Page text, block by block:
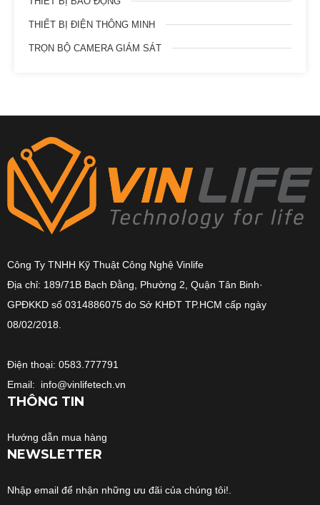
THIẾT BỊ ĐIỆN THÔNG MINH
TRỌN BỘ CAMERA GIÁM SÁT
Công Ty TNHH Kỹ Thuật Công Nghệ Vinlife
Địa chỉ: 189/71B Bạch Đằng, Phường 2, Quận Tân Binh·
GPĐKKD số 0314886075 do Sở KHĐT TP.HCM cấp ngày
08/02/2018.
Điện thoại: 0583.777791
Email: info@vinlifetech.vn
THÔNG TIN
Hướng dẫn mua hàng
NEWSLETTER
Nhập email để nhận những ưu đãi của chúng tôi!.